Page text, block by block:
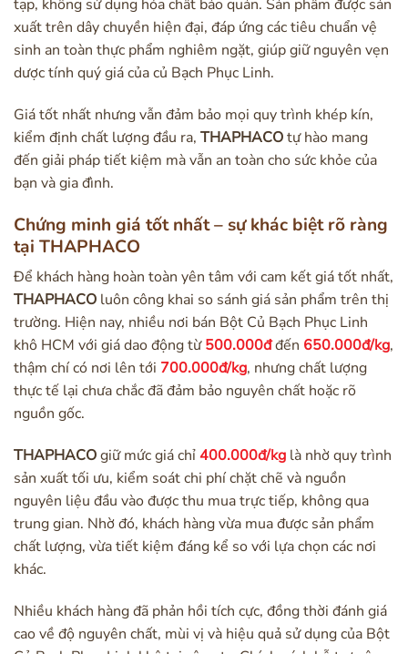
tạp, không sử dụng hóa chất bảo quản. Sản phẩm được sản
xuất trên dây chuyền hiện đại, đáp ứng các tiêu chuẩn vệ
sinh an toàn thực phẩm nghiêm ngặt, giúp giữ nguyên vẹn
dược tính quý giá của củ Bạch Phục Linh.
Giá tốt nhất nhưng vẫn đảm bảo mọi quy trình khép kín,
kiểm định chất lượng đầu ra, THAPHACOtự hào mang
đến giải pháp tiết kiệm mà vẫn an toàn cho sức khỏe của
bạn và gia đình.
Chứng minh giá tốt nhất – sự khác biệt rõ ràng
tại THAPHACO
Để khách hàng hoàn toàn yên tâm với cam kết giá tốt nhất,
THAPHACO luôn công khai so sánh giá sản phẩm trên thị
trường. Hiện nay, nhiều nơi bán Bột Củ Bạch Phục Linh
khô HCM với giá dao động từ500.000đđến 650.000đ/kg,
thậm chí có nơi lên tới 700.000đ/kg, nhưng chất lượng
thực tế lại chưa chắc đã đảm bảo nguyên chất hoặc rõ
nguồn gốc.
THAPHACOgiữ mức giá chỉ400.000đ/kg là nhờ quy trình
sản xuất tối ưu, kiểm soát chi phí chặt chẽ và nguồn
nguyên liệu đầu vào được thu mua trực tiếp, không qua
trung gian. Nhờ đó, khách hàng vừa mua được sản phẩm
chất lượng, vừa tiết kiệm đáng kể so với lựa chọn các nơi
khác.
Nhiều khách hàng đã phản hồi tích cực, đồng thời đánh giá
cao về độ nguyên chất, mùi vị và hiệu quả sử dụng của Bột